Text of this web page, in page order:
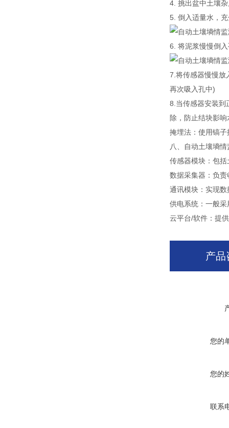
4. 挑出盆中土壤
5. 倒入适量水，
6. 将泥浆慢慢倒
7.将传感器慢慢放
再次吸入孔中)
8.当传感器安装到
除，防止结块影
掩埋法：使用镐
八、自动土壤墒
传感器模块：包
数据采集器：负
通讯模块：实现
供电系统：一般
云平台/软件：提
产品
您的
您的
联系